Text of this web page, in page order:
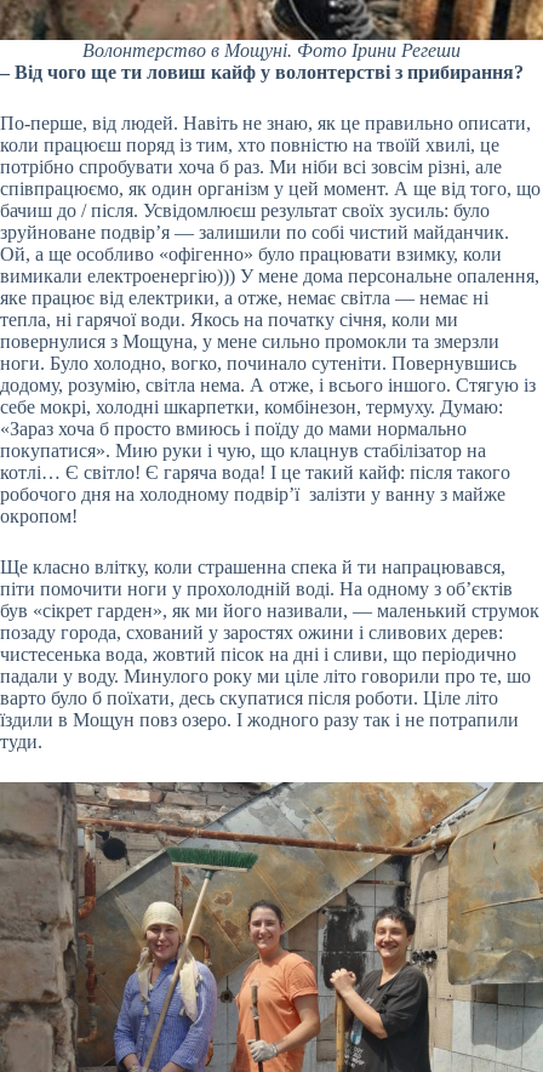
Волонтерство в Мощуні. Фото Ірини Регеши
– Від чого ще ти ловиш кайф у волонтерстві з прибирання?
По-перше, від людей. Навіть не знаю, як це правильно описати,
коли працюєш поряд із тим, хто повністю на твоїй хвилі, це
потрібно спробувати хоча б раз. Ми ніби всі зовсім різні, але
співпрацюємо, як один організм у цей момент. А ще від того, що
бачиш до / після. Усвідомлюєш результат своїх зусиль: було
зруйноване подвір’я — залишили по собі чистий майданчик.
Ой, а ще особливо «офігенно» було працювати взимку, коли
вимикали електроенергію))) У мене дома персональне опалення,
яке працює від електрики, а отже, немає світла — немає ні
тепла, ні гарячої води. Якось на початку січня, коли ми
повернулися з Мощуна, у мене сильно промокли та змерзли
ноги. Було холодно, вогко, починало сутеніти. Повернувшись
додому, розумію, світла нема. А отже, і всього іншого. Стягую із
себе мокрі, холодні шкарпетки, комбінезон, термуху. Думаю:
«Зараз хоча б просто вмиюсь і поїду до мами нормально
покупатися». Мию руки і чую, що клацнув стабілізатор на
котлі… Є світло! Є гаряча вода! І це такий кайф: після такого
робочого дня на холодному подвір’ї залізти у ванну з майже
окропом!
Ще класно влітку, коли страшенна спека й ти напрацювався,
піти помочити ноги у прохолодній воді. На одному з об’єктів
був «сікрет гарден», як ми його називали, — маленький струмок
позаду города, схований у заростях ожини і сливових дерев:
чистесенька вода, жовтий пісок на дні і сливи, що періодично
падали у воду. Минулого року ми ціле літо говорили про те, шо
варто було б поїхати, десь скупатися після роботи. Ціле літо
їздили в Мощун повз озеро. І жодного разу так і не потрапили
туди.